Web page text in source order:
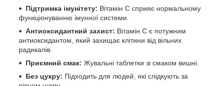
Підтримка імунітету: Вітамін С сприяє нормальному
функціонуванню імунної системи.
Антиоксидантний захист: Вітамін С є потужним
антиоксидантом, який захищає клітини від вільних
радикалів.
Приємний смак: Жувальні таблетки зі смаком вишні.
Без цукру: Підходить для людей, які слідкують за